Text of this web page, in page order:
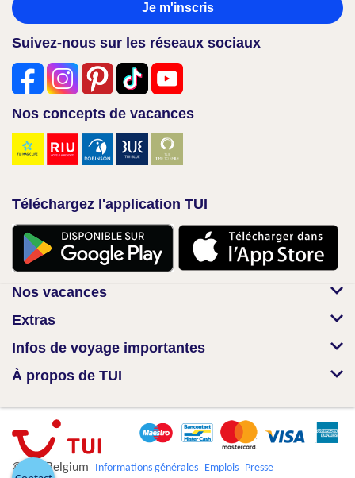
Je m'inscris
Suivez-nous sur les réseaux sociaux
Nos concepts de vacances
Téléchargez l'application TUI
Nos vacances
Extras
Infos de voyage importantes
À propos de TUI
© TUI Belgium Informations générales Emplois Presse